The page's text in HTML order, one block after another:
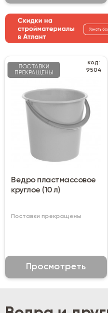
ПОСТАВКИ
ПРЕКРАЩЕНЫ
код:
9504
Ведро пластмассовое
круглое (10 л)
Поставки прекращены
Просмотреть